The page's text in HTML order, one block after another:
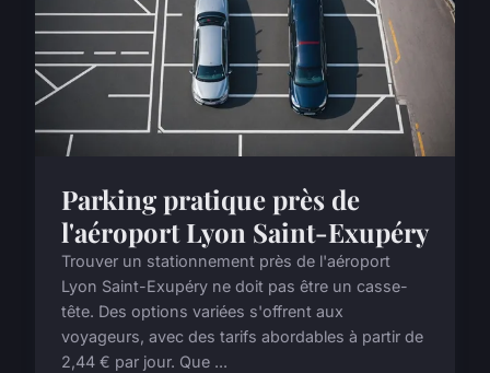
Parking pratique près de
l'aéroport Lyon Saint-Exupéry
Trouver un stationnement près de l'aéroport
Lyon Saint-Exupéry ne doit pas être un casse-
tête. Des options variées s'offrent aux
voyageurs, avec des tarifs abordables à partir de
2,44 € par jour. Que ...